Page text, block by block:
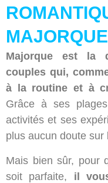
Majorque est la
couples qui,
à la routine et à
Grâce à ses
activités et ses
plus aucun doute
Mais bien sûr, pour
soit parfaite, il